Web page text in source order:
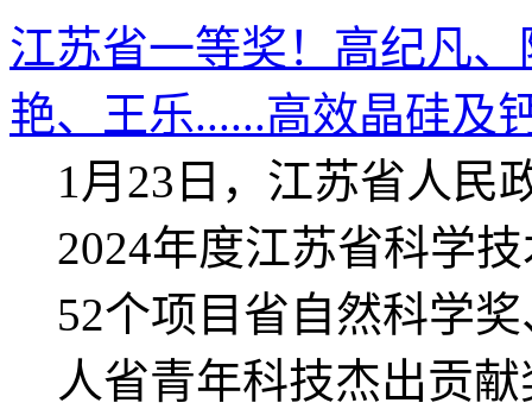
江苏省一等奖！高纪凡
艳、王乐......高效晶硅及
1月23日，江苏省人民
2024年度江苏省科学
52个项目省自然科学
人省青年科技杰出贡